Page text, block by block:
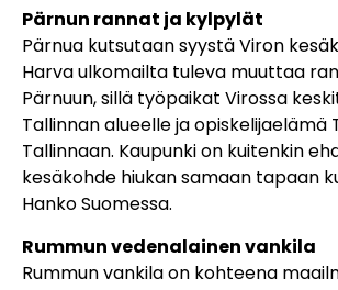
Pärnun rannat ja kylpylät
Pärnua kutsutaan syystä Viron
Harva ulkomailta tuleva muuttaa
Pärnuun, sillä työpaikat Virossa
Tallinnan alueelle ja opiskelijaelämä
Tallinnaan. Kaupunki on kuitenkin
kesäkohde hiukan samaan tapaan
Hanko Suomessa.
Rummun vedenalainen vankila
Rummun vankila on kohteena